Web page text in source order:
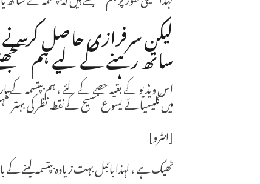
لیکن سرفرازی حاصل
ساتھ رہنے کے لیے ہم
اس ویڈیو کے بقیہ حصے کے لئے ، ہم بپتسمہ
میں کلیسیا ئے یسوع مسیح کےنقطہ نظر کی
[انٹرو]
ٹھیک ہے ، لہذا بائبل بہت زیادہ بپتسمہ لینے